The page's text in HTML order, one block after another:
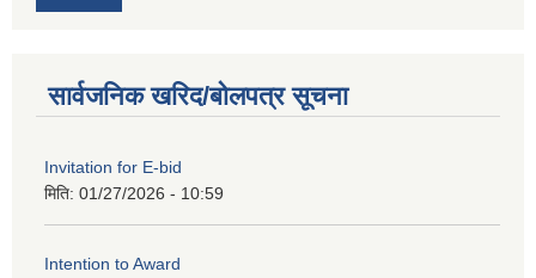
सार्वजनिक खरिद/बोलपत्र सूचना
Invitation for E-bid
मिति: 01/27/2026 - 10:59
Intention to Award